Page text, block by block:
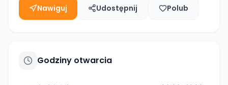
Nawiguj Udostępnij Polub
Godziny otwarcia